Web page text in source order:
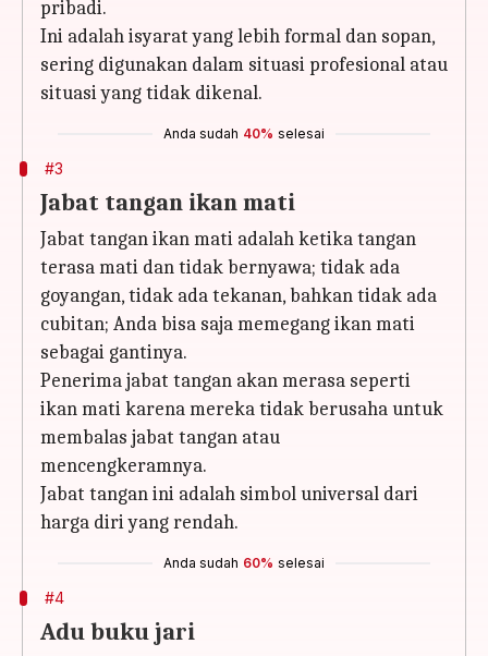
pribadi.
Ini adalah isyarat yang lebih formal dan sopan,
sering digunakan dalam situasi profesional atau
situasi yang tidak dikenal.
Anda sudah 40% selesai
#3
Jabat tangan ikan mati
Jabat tangan ikan mati adalah ketika tangan
terasa mati dan tidak bernyawa; tidak ada
goyangan, tidak ada tekanan, bahkan tidak ada
cubitan; Anda bisa saja memegang ikan mati
sebagai gantinya.
Penerima jabat tangan akan merasa seperti
ikan mati karena mereka tidak berusaha untuk
membalas jabat tangan atau
mencengkeramnya.
Jabat tangan ini adalah simbol universal dari
harga diri yang rendah.
Anda sudah 60% selesai
#4
Adu buku jari